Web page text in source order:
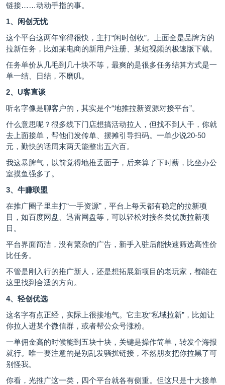
链接……动动手指的事。
1、闲创无忧
这个平台这两年窜得很快，主打“闲时创收”。上面全是品牌方的
拉新任务，比如某电商的新用户注册、某短视频的极速版下载。
任务单价从几毛到几十块不等，最爽的是很多任务结算方式是一
单一结、日结，不磨叽。
2、U客直谈
听名字像是聊客户的，其实是个“地推拉新资源对接平台”。
什么意思呢？很多线下门店想搞活动拉人，但找不到人干，你就
去上面接单，帮他们发传单、摆摊引导扫码。一单少说20-50
元，勤快的话周末两天能整出五六百。
我这暴脾气，以前觉得地推丢面子，后来算了下时薪，比坐办公
室摸鱼强多了。
3、牛赚联盟
在推广圈子里主打“一手资源”，平台上每天都有稳定的拉新项
目，如百度网盘、迅雷网盘等，可以轻松对接各类优质拉新项
目。
平台界面简洁，没有繁杂的广告，新手入驻后能快速筛选高性价
比任务。
不管是刚入行的推广新人，还是想拓展新项目的老玩家，都能在
这里找到合适的方向。
4、轻创优选
这名字有点正经，实际上很接地气。它主攻“私域拉新”，比如让
你拉人进某个微信群，或者帮公众号涨粉。
一单佣金高的时候能到五块十块，关键是操作简单，转发个海报
就行。唯一要注意的是别乱发骚扰链接，不然朋友把你拉黑了可
别怪我。
你看，光推广这一类，四个平台就各有侧重。但这只是十大接单